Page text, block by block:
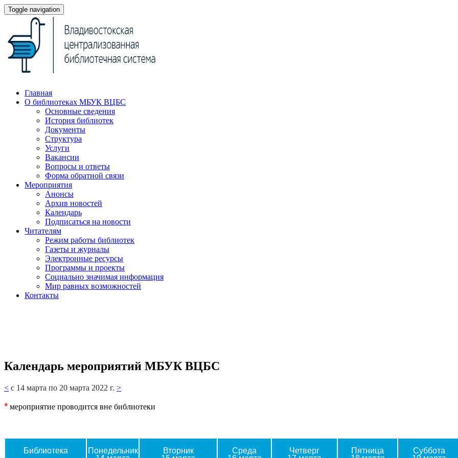
Toggle navigation
Главная
О библиотеках МБУК ВЦБС
Основные сведения
История библиотек
Документы
Структура
Услуги
Вакансии
Вопросы и ответы
Форма обратной связи
Мероприятия
Анонсы
Архив новостей
Календарь
Подписаться на новости
Читателям
Режим работы библиотек
Газеты и журналы
Электронные ресурсы
Программы и проекты
Социально значимая информация
Мир равных возможностей
Контакты
Календарь мероприятий МБУК ВЦБС
< с 14 марта по 20 марта 2022 г. >
* мероприятие проводится вне библиотеки
Библиотека
Понедельник
Вторник
Среда
Четверг
Пятница
Суббота